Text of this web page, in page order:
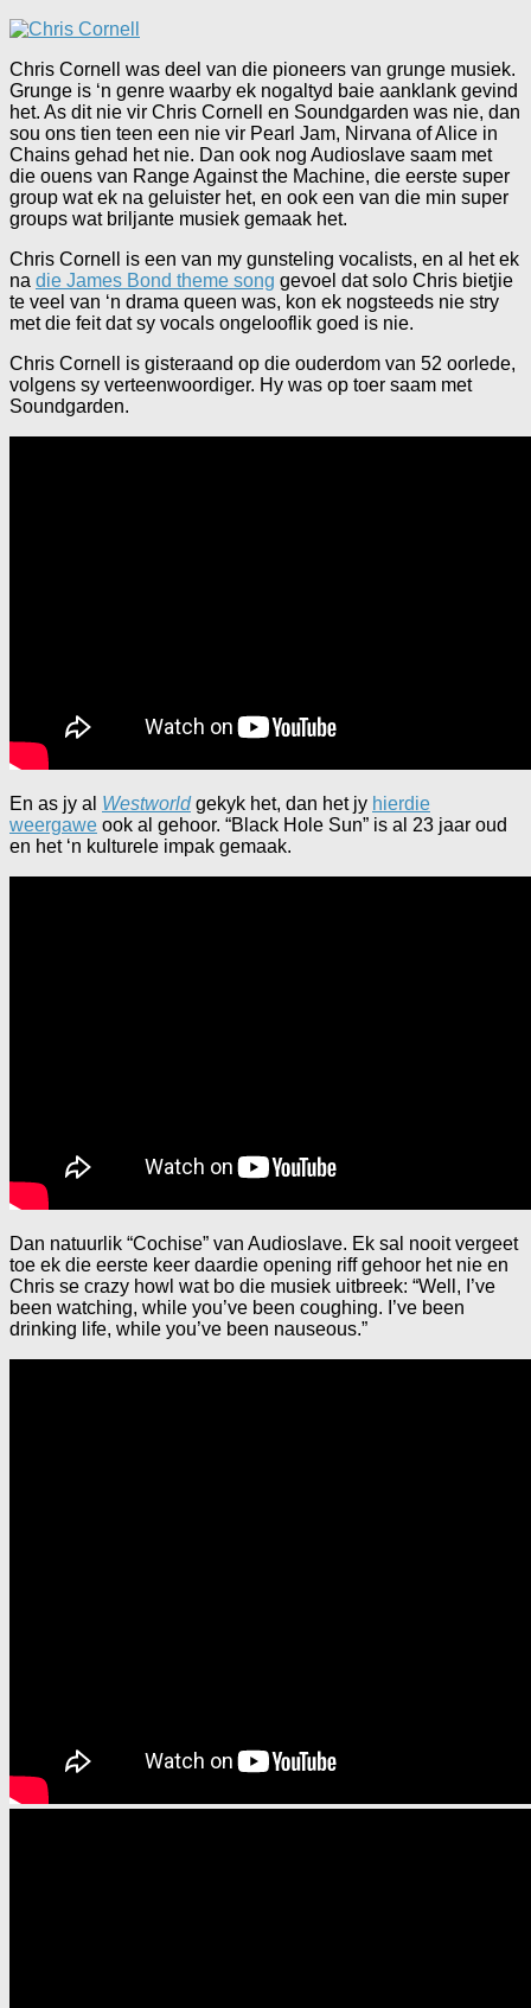
Chris Cornell was deel van die pioneers van grunge musiek.
Grunge is ‘n genre waarby ek nogaltyd baie aanklank gevind
het. As dit nie vir Chris Cornell en Soundgarden was nie, dan
sou ons tien teen een nie vir Pearl Jam, Nirvana of Alice in
Chains gehad het nie. Dan ook nog Audioslave saam met
die ouens van Range Against the Machine, die eerste super
group wat ek na geluister het, en ook een van die min super
groups wat briljante musiek gemaak het.
Chris Cornell is een van my gunsteling vocalists, en al het ek
na die James Bond theme song gevoel dat solo Chris bietjie
te veel van ‘n drama queen was, kon ek nogsteeds nie stry
met die feit dat sy vocals ongelooflik goed is nie.
Chris Cornell is gisteraand op die ouderdom van 52 oorlede,
volgens sy verteenwoordiger. Hy was op toer saam met
Soundgarden.
En as jy al Westworldgekyk het, dan het jy hierdie
weergawe ook al gehoor. “Black Hole Sun” is al 23 jaar oud
en het ‘n kulturele impak gemaak.
Dan natuurlik “Cochise” van Audioslave. Ek sal nooit vergeet
toe ek die eerste keer daardie opening riff gehoor het nie en
Chris se crazy howl wat bo die musiek uitbreek: “Well, I’ve
been watching, while you’ve been coughing. I’ve been
drinking life, while you’ve been nauseous.”